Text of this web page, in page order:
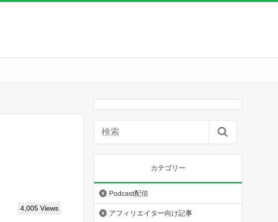
4,005 Views
カテゴリー
Podcast配信
アフィリエイター向け記事